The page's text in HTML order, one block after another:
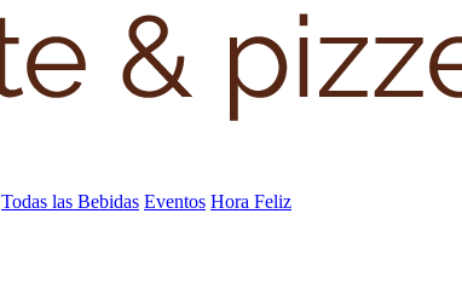
Todas las Bebidas Eventos Hora Feliz